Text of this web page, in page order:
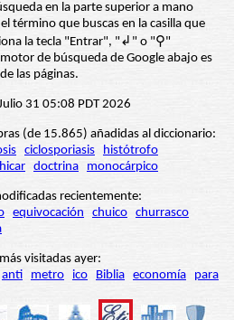
en la parte superior a mano
término que buscas en la casilla que
la tecla "Entrar", "↲" o "⚲"
de búsqueda de Google abajo es
las páginas.
31 05:08 PDT 2026
(de 15.865) añadidas al diccionario:
ciclosporiasis
histótrofo
doctrina monocárpico
recientemente:
equivocación chuico churrasco
visitadas ayer:
anti metro ico Biblia economía para